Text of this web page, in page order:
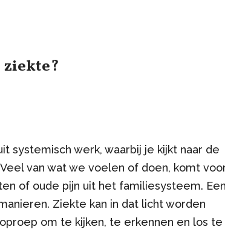
systemisch werk, waarbij je kijkt naar de
van wat we voelen of doen, komt
of oude pijn uit het familiesysteem.
Ziekte kan in dat licht worden
om te kijken, te erkennen en los te